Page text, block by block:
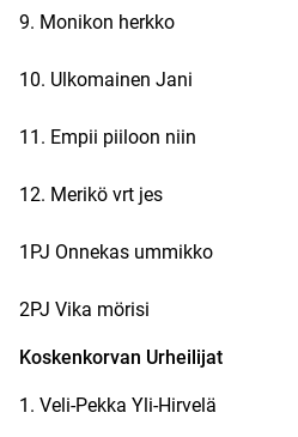
9. Monikon herkko
10. Ulkomainen Jani
11. Empii piiloon niin
12. Merikö vrt jes
1PJ Onnekas ummikko
2PJ Vika mörisi
Koskenkorvan Urheilijat
1. Veli-Pekka Yli-Hirvelä